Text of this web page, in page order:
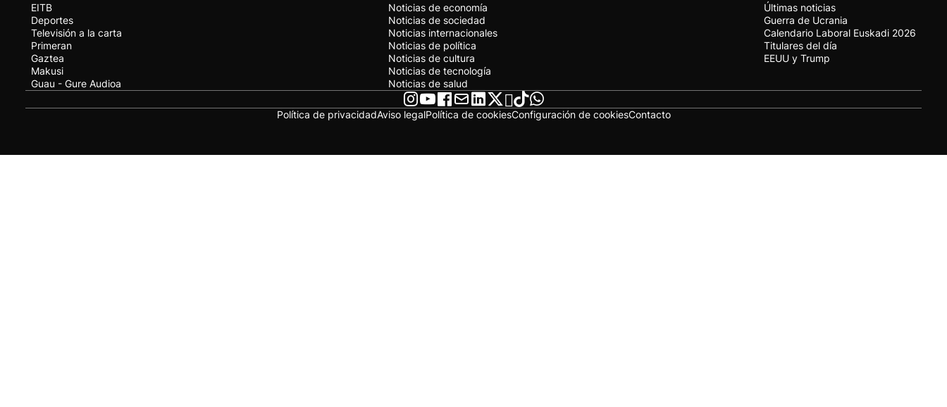
EITB
Deportes
Televisión a la carta
Primeran
Gaztea
Makusi
Guau - Gure Audioa
Noticias de economía
Noticias de sociedad
Noticias internacionales
Noticias de política
Noticias de cultura
Noticias de tecnología
Noticias de salud
Últimas noticias
Guerra de Ucrania
Calendario Laboral Euskadi 2026
Titulares del día
EEUU y Trump
Política de privacidadAviso legalPolítica de cookiesConfiguración de cookiesContacto